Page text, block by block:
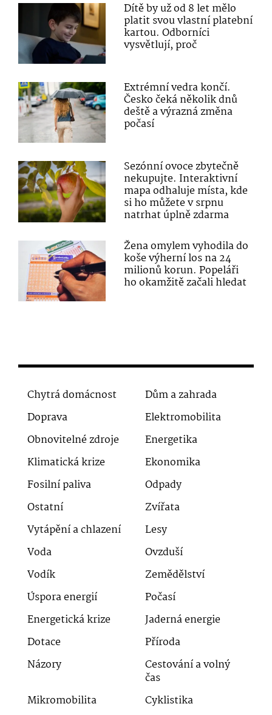
Dítě by už od 8 let mělo
platit svou vlastní platební
kartou. Odborníci
vysvětlují, proč
Extrémní vedra končí.
Česko čeká několik dnů
deště a výrazná změna
počasí
Sezónní ovoce zbytečně
nekupujte. Interaktivní
mapa odhaluje místa, kde
si ho můžete v srpnu
natrhat úplně zdarma
Žena omylem vyhodila do
koše výherní los na 24
milionů korun. Popeláři
ho okamžitě začali hledat
Chytrá domácnost
Dům a zahrada
Doprava
Elektromobilita
Obnovitelné zdroje
Energetika
Klimatická krize
Ekonomika
Fosilní paliva
Odpady
Ostatní
Zvířata
Vytápění a chlazení
Lesy
Voda
Ovzduší
Vodík
Zemědělství
Úspora energií
Počasí
Energetická krize
Jaderná energie
Dotace
Příroda
Názory
Cestování a volný
čas
Mikromobilita
Cyklistika